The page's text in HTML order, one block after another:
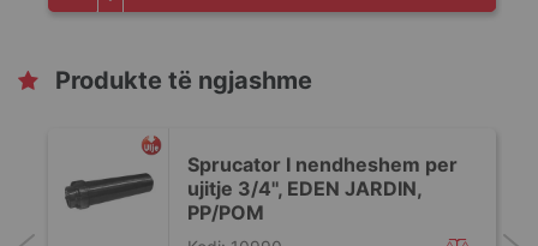
Produkte të ngjashme
Sprucator I nendheshem per
ujitje 3/4'', EDEN JARDIN,
PP/POM